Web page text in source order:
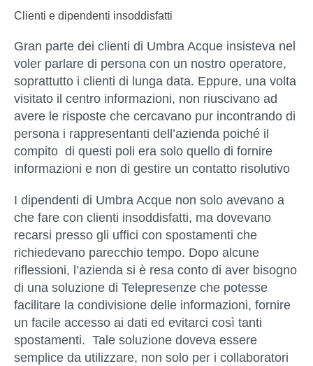
Clienti e dipendenti insoddisfatti
Gran parte dei clienti di Umbra Acque insisteva nel
voler parlare di persona con un nostro operatore,
soprattutto i clienti di lunga data. Eppure, una volta
visitato il centro informazioni, non riuscivano ad
avere le risposte che cercavano pur incontrando di
persona i rappresentanti dell’azienda poiché il
compito di questi poli era solo quello di fornire
informazioni e non di gestire un contatto risolutivo
I dipendenti di Umbra Acque non solo avevano a
che fare con clienti insoddisfatti, ma dovevano
recarsi presso gli uffici con spostamenti che
richiedevano parecchio tempo. Dopo alcune
riflessioni, l’azienda si è resa conto di aver bisogno
di una soluzione di Telepresenze che potesse
facilitare la condivisione delle informazioni, fornire
un facile accesso ai dati ed evitarci così tanti
spostamenti. Tale soluzione doveva essere
semplice da utilizzare, non solo per i collaboratori